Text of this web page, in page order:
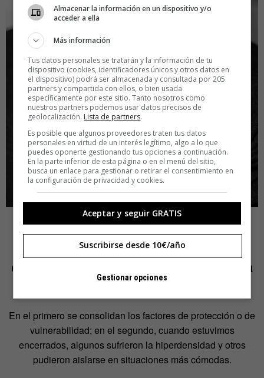
En términos de resiliencia hay tres
capítulos: antes del trauma, durante
el trauma y después del trauma. ¿En
cuál diría que estamos?
En el primero se consolidan los factores de protección o de
vulnerabilidad; en el segundo, cuando estuvimos
encerrados, algunos sufrieron la hiperdensidad y otros
pudieron aislarse en situaciones más cómodas.
Almacenar la información en un dispositivo y/o
acceder a ella
Más información
Tus datos personales se tratarán y la información de tu
dispositivo (cookies, identificadores únicos y otros datos en
el dispositivo) podrá ser almacenada y consultada por 205
partners y compartida con ellos, o bien usada
específicamente por este sitio. Tanto nosotros como
nuestros partners podemos usar datos precisos de
geolocalización. Lista de partners.
Es posible que algunos proveedores traten tus datos
personales en virtud de un interés legítimo, algo a lo que
puedes oponerte gestionando tus opciones a continuación.
En la parte inferior de esta página o en el menú del sitio,
busca un enlace para gestionar o retirar el consentimiento en
la configuración de privacidad y cookies.
Aceptar y seguir GRATIS
Suscribirse desde 10€/año
Gestionar opciones